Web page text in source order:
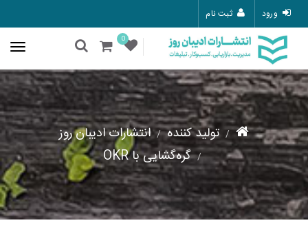
ورود ثبت نام
0
تولید کننده
انتشارات ادیبان روز
گره‌گشایی با OKR